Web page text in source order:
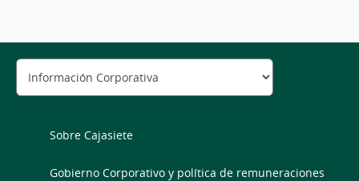
Sobre Cajasiete
Gobierno Corporativo y política de remuneraciones